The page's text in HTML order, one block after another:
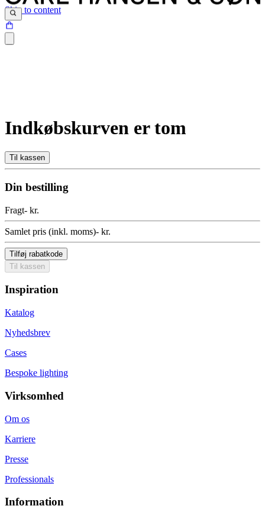
Skip to content
Indkøbskurven er tom
Til kassen
Din bestilling
Fragt- kr.
Samlet pris (inkl. moms)- kr.
Tilføj rabatkode
Til kassen
Inspiration
Katalog
Nyhedsbrev
Cases
Bespoke lighting
Virksomhed
Om os
Karriere
Presse
Professionals
Information